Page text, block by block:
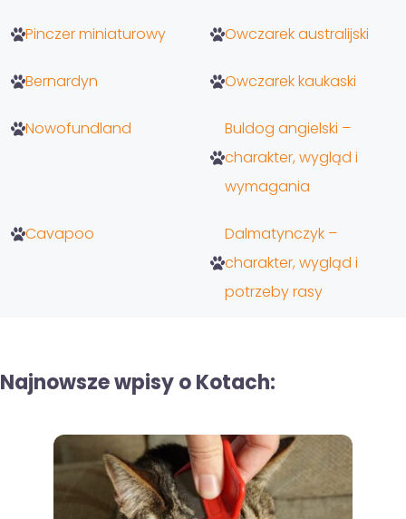
Pinczer miniaturowy Owczarek australijski
Bernardyn Owczarek kaukaski
Nowofundland
Buldog angielski –
charakter, wygląd i
wymagania
Cavapoo
Dalmatynczyk –
charakter, wygląd i
potrzeby rasy
Najnowsze wpisy o Kotach: